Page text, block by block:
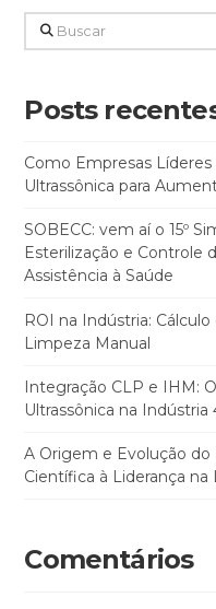
Buscar
Posts
Como Empresas
Ultrassônica para
SOBECC: vem aí o 15º
Esterilização e Controle
Assistência à Saúde
ROI na Indústria:
Limpeza Manual
Integração CLP e IHM:
Ultrassônica na Indústria
A Origem e Evolução
Científica à Liderança
Comentários